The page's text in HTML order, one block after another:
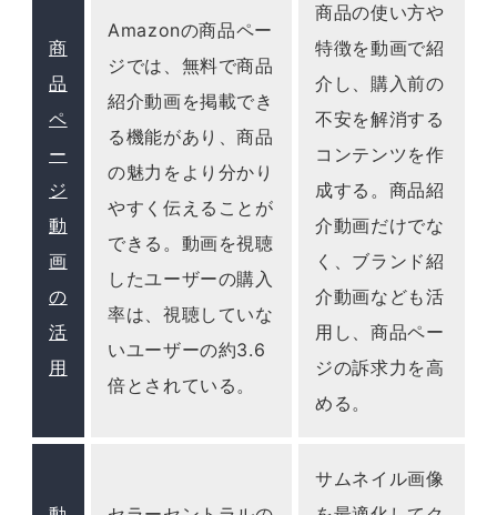
商
品
ペ
ー
ジ
動
画
の
活
用
Amazonの商品ペー
ジでは、無料で商品
紹介動画を掲載でき
る機能があり、商品
の魅力をより分かり
やすく伝えることが
できる。動画を視聴
したユーザーの購入
率は、視聴していな
いユーザーの約3.6
倍とされている。
商品の使い方や
特徴を動画で紹
介し、購入前の
不安を解消する
コンテンツを作
成する。商品紹
介動画だけでな
く、ブランド紹
介動画なども活
用し、商品ペー
ジの訴求力を高
める。
サムネイル画像